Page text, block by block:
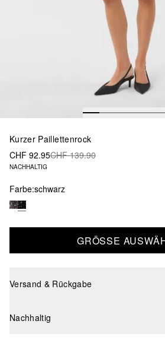
Kurzer Paillettenrock
CHF 92.95CHF 139.90
NACHHALTIG
Farbe:schwarz
GRÖSSE
Versand & Rückgabe
Nachhaltig